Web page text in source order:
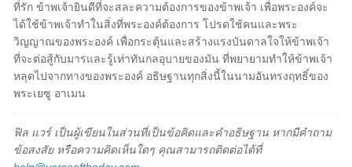
ที่รัก ข้าพเจ้ายินดีที่จะสละความต้องการของข้าพเจ้า เพื่อพระองค์จะ
ได้ใช้ข้าพเจ้าทำในสิ่งที่พระองค์ต้องการ โปรดใช้คนและพระ
วิญญาณของพระองค์ เพื่อกระตุ้นและสร้างแรงบันดาลใจให้ข้าพเจ้า
ที่จะต่อสู้กับมารและรู้เท่าทันกลอุบายของมัน ที่พยายามทำให้ข้าพเจ้า
หลุดไปจากทางของพระองค์ อธิษฐานทุกสิ่งนี้ในนามอันทรงฤทธิ์ของ
พระเยซู อาเมน
ฟิล แวร์ เป็นผู้เขียนในส่วนที่เป็นข้อคิดและคำอธิษฐาน หากมีคำถาม
ข้อสงสัย หรือความคิดเห็นใดๆ คุณสามารถติดต่อได้ที่